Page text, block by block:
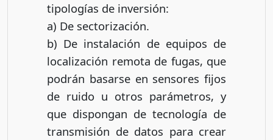
tipologías de inversión:
a) De sectorización.
b) De instalación de equipos de
localización remota de fugas, que
podrán basarse en sensores fijos
de ruido u otros parámetros, y
que dispongan de tecnología de
transmisión de datos para crear